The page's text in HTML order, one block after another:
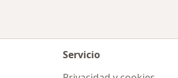
Servicio